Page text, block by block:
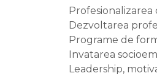
Dezvoltarea
Programe de
Invatarea
Leadership,